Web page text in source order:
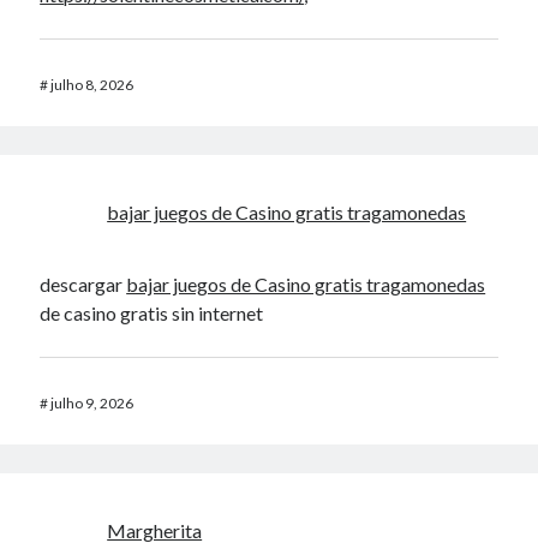
#julho 8, 2026
bajar juegos de Casino gratis tragamonedas
descargar bajar juegos de Casino gratis tragamonedas
de casino gratis sin internet
#julho 9, 2026
Margherita